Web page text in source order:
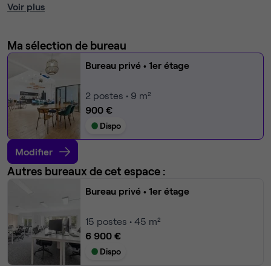
Voir plus
Ma sélection de bureau
Bureau privé • 1er étage
2 postes • 9 m²
900 €
Dispo
Modifier
Autres bureaux de cet espace :
Bureau privé • 1er étage
15 postes • 45 m²
6 900 €
Dispo